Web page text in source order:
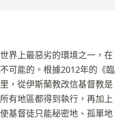
界上最惡劣的環境之一，在
可能的。根據2012年的《臨
，從伊斯蘭教改信基督教是
有地區都得到執行，再加上
基督徒只能秘密地、孤單地